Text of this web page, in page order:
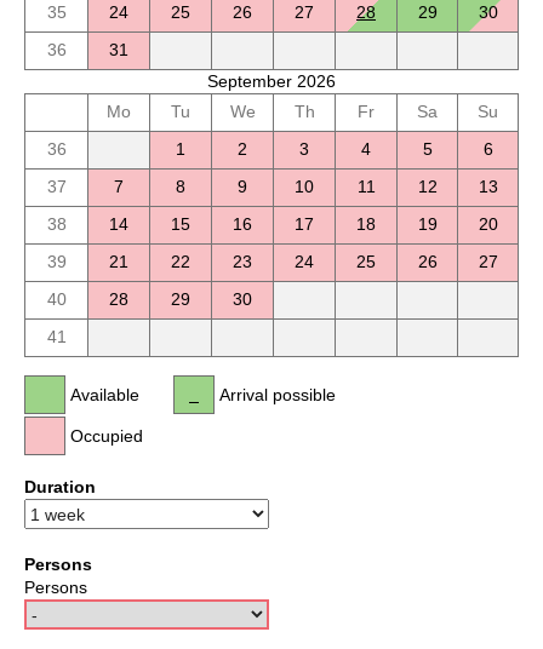
35
24 25 26 27 28 29
30
36
31
September 2026
Mo
Tu We Th Fr Sa
Su
36
1 2 3 4 5
6
37
7 8 9 10 11 12
13
38
14 15 16 17 18 19
20
39
21 22 23 24 25 26
27
40
28 29
30
41
Available
Occupied
Arrival possible
Duration
Persons
Persons